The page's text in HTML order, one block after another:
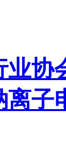
业协
离子